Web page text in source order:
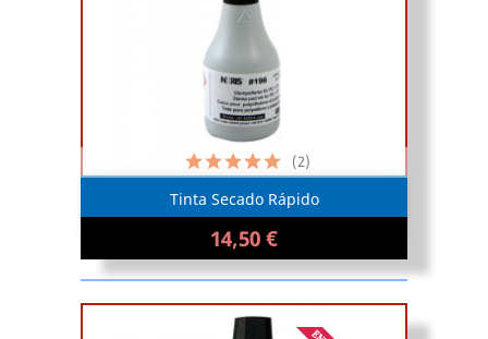
Tinta Secado Rápido
14,50 €
(2)